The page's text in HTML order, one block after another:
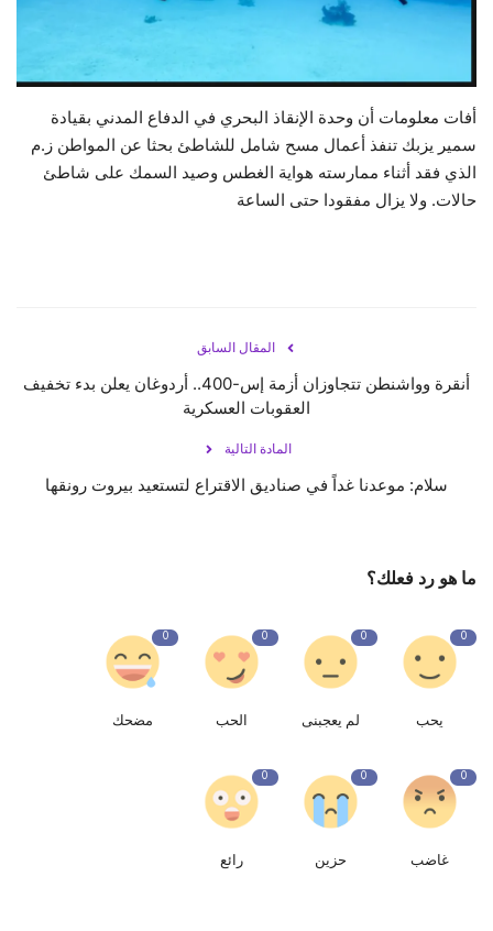
أفات معلومات أن وحدة الإنقاذ البحري في الدفاع المدني بقيادة
سمير يزبك تنفذ أعمال مسح شامل للشاطئ بحثا عن المواطن ز.م
الذي فقد أثناء ممارسته هواية الغطس وصيد السمك على شاطئ
حالات. ولا يزال مفقودا حتى الساعة
المقال السابق
أنقرة وواشنطن تتجاوزان أزمة إس-400.. أردوغان يعلن بدء تخفيف
العقوبات العسكرية
المادة التالية
سلام: موعدنا غداً في صناديق الاقتراع لتستعيد بيروت رونقها
ما هو رد فعلك؟
0
يحب
0
لم يعجبنى
0
الحب
0
مضحك
0
غاضب
0
حزين
0
رائع